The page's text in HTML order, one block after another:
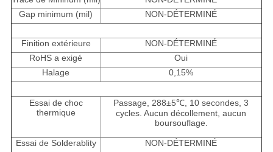
Gap minimum (mil)
NON-DÉTERMINÉ
Finition extérieure
NON-DÉTERMINÉ
RoHS a exigé
Oui
Halage
0,15%
Essai de choc
thermique
Passage, 288±5℃, 10 secondes, 3
cycles. Aucun décollement, aucun
boursouflage.
Essai de Solderablity NON-DÉTERMINÉ